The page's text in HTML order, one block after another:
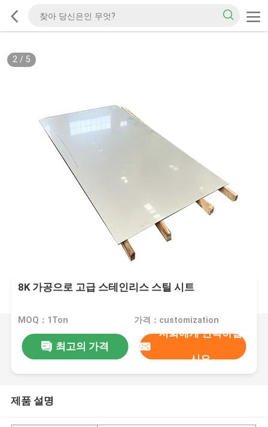
2/ 5
8K 가공으로 고급 스테인리스 스틸 시트
MOQ：1Ton 가격：customization
최고의 가격
저희에게 연락하십
시오
제품 설명